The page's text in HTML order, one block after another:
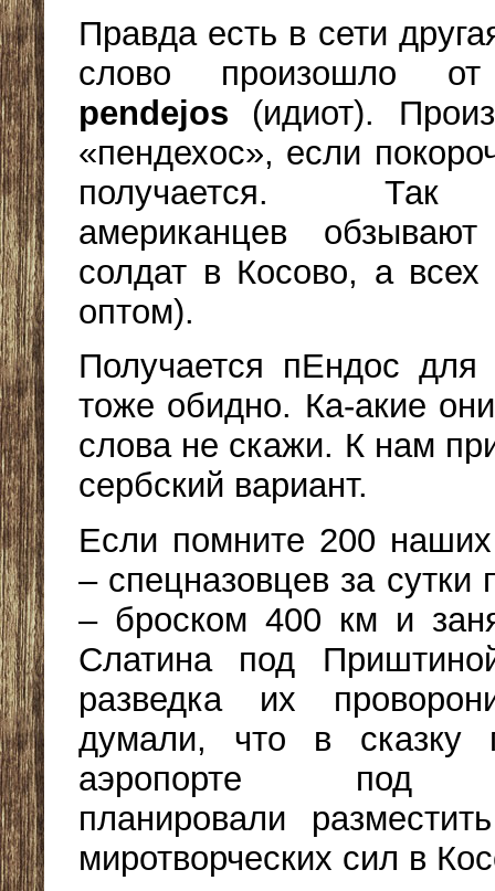
Правда есть в сети
слово произошло от
pendejos (идиот).
«пендехос», если
получается. Так
американцев
солдат в Косово, а всех
оптом).
Получается пЕндос для
тоже обидно. Ка-акие
слова не скажи. К нам
сербский вариант.
Если помните 200 наших
– спецназовцев за
– броском 400 км и
Слатина под
разведка их
думали, что в сказку
аэропорте под
планировали
миротворческих сил в